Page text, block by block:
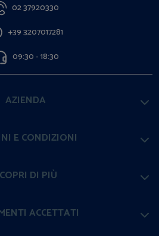
02 37920330
+39 3207017281
09:30 - 18:30
AZIENDA
E CONDIZIONI
DI PIÙ
ACCETTATI